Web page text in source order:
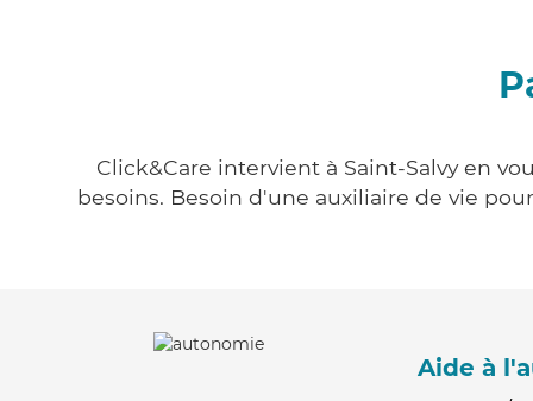
Click&Care intervient à Saint-Salvy en
besoins. Besoin d'une auxiliaire de vie
Aide à